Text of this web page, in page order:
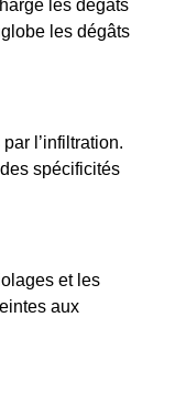
les dégâts
les dégâts
l’infiltration.
spécificités
et les
aux